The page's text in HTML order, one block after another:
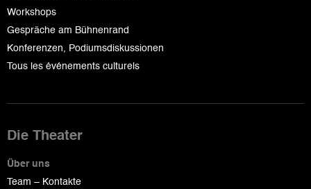
Workshops
Gespräche am Bühnenrand
Konferenzen, Podiumsdiskussionen
Tous les événements culturels
Die Theater
Über uns
Team – Kontakte